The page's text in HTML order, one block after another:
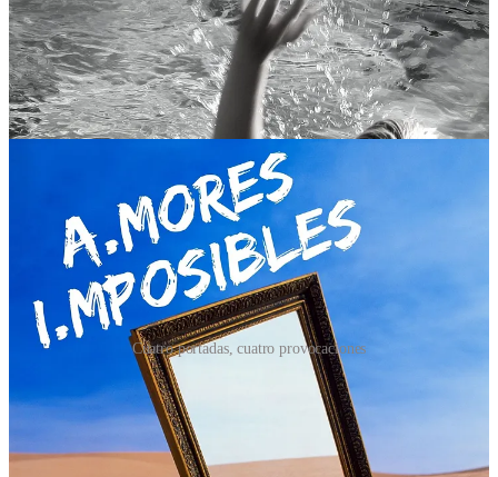
Cuatro portadas, cuatro provocaciones
2